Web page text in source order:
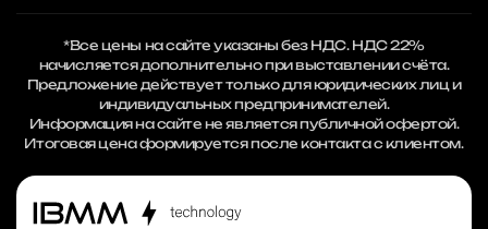
*Все цены на сайте указаны без НДС. НДС 22%
начисляется дополнительно при выставлении счёта.
Предложение действует только для юридических лиц и
индивидуальных предпринимателей.
Информация на сайте не является публичной офертой.
Итоговая цена формируется после контакта с клиентом.